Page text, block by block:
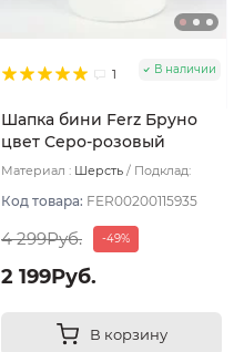
1 В наличии
Шапка бини Ferz Бруно
цвет Серо-розовый
Материал : Шерсть
Подклад:
Код товара: FER00200115935
4 299Руб. -49%
2 199Руб.
В корзину